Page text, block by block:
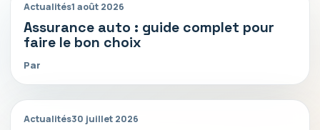
Actualités1 août 2026
Assurance auto : guide complet pour
faire le bon choix
Par
Actualités30 juillet 2026